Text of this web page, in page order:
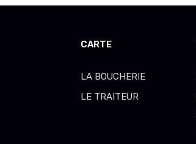
CARTE
LA BOUCHERIE
LE TRAITEUR